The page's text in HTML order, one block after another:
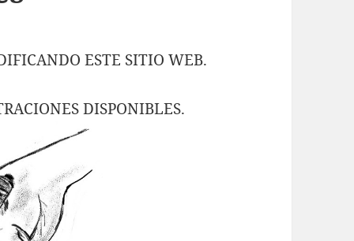
ESTE SITIO WEB.
DISPONIBLES.